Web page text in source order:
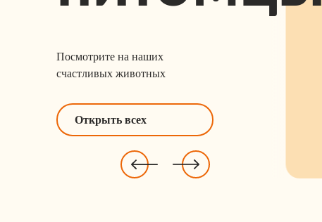
Посмотрите на наших
счастливых животных
Открыть всех
Лисы